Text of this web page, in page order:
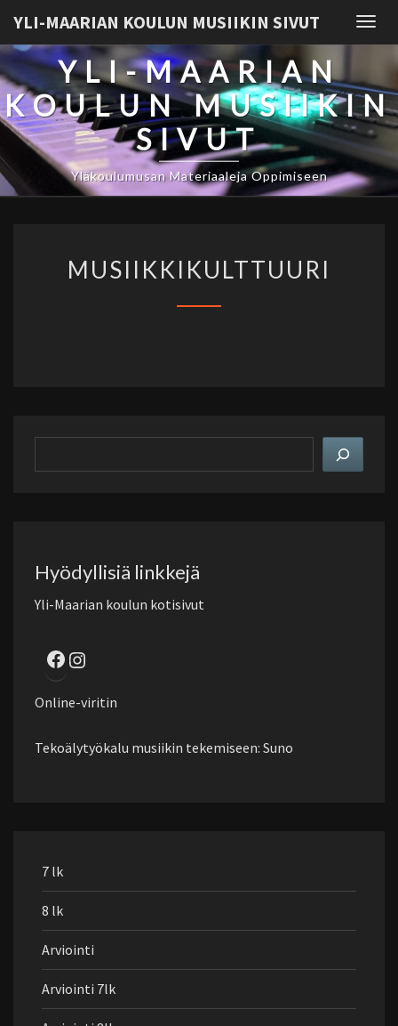
YLI-MAARIAN KOULUN MUSIIKIN SIVUT
YLI-MAARIAN
KOULUN MUSIIKIN
SIVUT
Yläkoulumusan Materiaaleja Oppimiseen
MUSIIKKIKULTTUURI
sivustolta
Hyödyllisiä linkkejä
Yli-Maarian koulun kotisivut
Facebook
Instagram
Online-viritin
Tekoälytyökalu musiikin tekemiseen: Suno
7 lk
8 lk
Arviointi
Arviointi 7lk